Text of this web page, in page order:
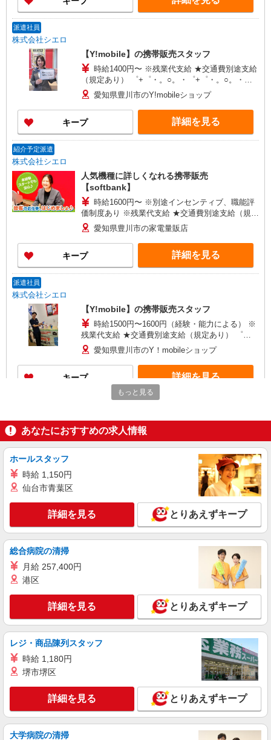
派遣社員
株式会社シエロ
【Y!mobile】の携帯販売スタッフ
時給1400円〜 ※残業代支給 ★交通費別途支給
（規定あり） ゜+゜・。○。・゜+゜・。○。・゜
+゜ 入社祝い金10万円支給(規定有) お友達を紹介
頂くと, インセンティブ支給(規定有) ★月2回払
い・週払い可能（規程有）★ ゜・。○。・゜
+゜・。○。・゜+゜
愛知県豊川市のY!mobileショップ
キープ 詳細を見る
紹介予定派遣
株式会社シエロ
人気機種に詳しくなれる携帯販売
【softbank】
時給1600円〜 ※別途インセンティブ、職能評
価制度あり ※残業代支給 ★交通費別途支給（規定
あり） ゜+゜・。○。・゜+゜・。○。・゜+゜ 入
社祝い金10万円支給(規定有) お友達を紹介頂くと,
インセンティブ支給(規定有) ★月2回払い・週払い
可能（規程有）★ ゜・。○。・゜+゜・。○。・゜
+゜
愛知県豊川市の家電量販店
キープ 詳細を見る
派遣社員
株式会社シエロ
【Y!mobile】の携帯販売スタッフ
時給1500円〜1600円（経験・能力による） ※
残業代支給 ★交通費別途支給（規定あり） ゜
+゜・。○。・゜+゜・。○。・゜+゜ 入社祝い金10
万円支給(規定有) お友達を紹介頂くと, インセンテ
ィブ支給(規定有) ★月2回払い・週払い可能（規程
有）★ ゜・。○。・゜+゜・。○。・゜+゜
愛知県豊川市のY！mobileショップ
キープ 詳細を見る
スマホ携帯販売【ソフトバンク】
時給1600円〜 ※別途インセンティブ、職能評
価制度あり ※残業代支給 ★交通費別途支給（規定
可能（規程有）★ ゜・。○。・゜+゜・。○。・゜
+゜
詳細を見る
紹介予定派遣
株式会社シエロ
時給1600円〜1700円（経験・能力による） ※
残業代支給 ★交通費別途支給（規定あり） ゜
+゜・。○。・゜+゜・。○。・゜+゜ 入社祝い金10
万円支給(規定有) お友達を紹介頂くと, インセンテ
ィブ支給(規定有) ★月2回払い・週払い可能（規程
有）★ ゜・。○。・゜+゜・。○。・゜+゜
愛知県豊川市のsoftbankショップ
キープ 詳細を見る
派遣社員
株式会社シエロ
時給1400円〜1500円（経験・能力による） ※
残業代支給 ★交通費別途支給（規定あり） ゜
+゜・。○。・゜+゜・。○。・゜+゜ 入社祝い金10
万円支給(規定有) お友達を紹介頂くと, インセンテ
愛知県豊川市のauショップ
もっと見る
あなたにおすすめの求人情報
ホールスタッフ
時給 1,150円
仙台市青葉区
詳細を見る とりあえずキープ
総合病院の清掃
月給 257,400円
港区
詳細を見る とりあえずキープ
レジ・商品陳列スタッフ
時給 1,180円
堺市堺区
詳細を見る とりあえずキープ
大学病院の清掃